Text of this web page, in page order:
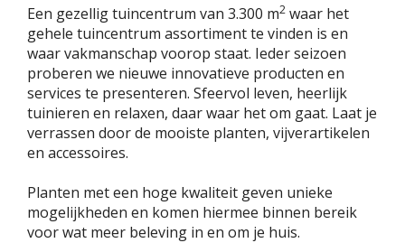
Een gezellig tuincentrum van 3.300 m2 waar het
gehele tuincentrum assortiment te vinden is en
waar vakmanschap voorop staat. Ieder seizoen
proberen we nieuwe innovatieve producten en
services te presenteren. Sfeervol leven, heerlijk
tuinieren en relaxen, daar waar het om gaat. Laat je
verrassen door de mooiste planten, vijverartikelen
en accessoires.
Planten met een hoge kwaliteit geven unieke
mogelijkheden en komen hiermee binnen bereik
voor wat meer beleving in en om je huis.